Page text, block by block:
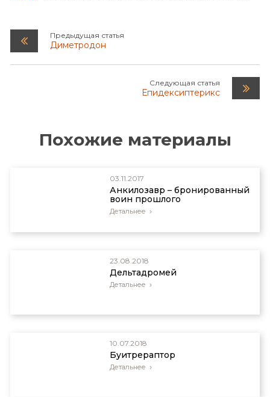
Предыдущая статья
Диметродон
Следующая статья
Епидексиптерикс
Похожие материалы
03.11.2017
Анкилозавр – бронированный
воин прошлого
Детальнее
23.08.2018
Дельтадромей
Детальнее
10.07.2018
Буитрераптор
Детальнее